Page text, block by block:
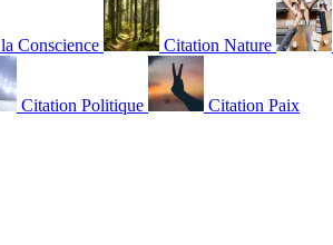
Conscience Citation Nature
Citation Politique Citation Paix